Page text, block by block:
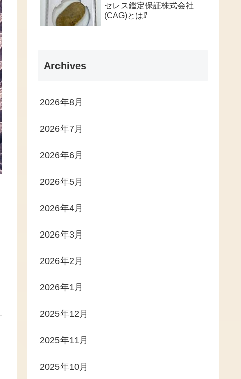
セレス鑑定保証株式会社
(CAG)とは⁉️
Archives
2026年8月
2026年7月
2026年6月
2026年5月
2026年4月
2026年3月
2026年2月
2026年1月
2025年12月
2025年11月
2025年10月